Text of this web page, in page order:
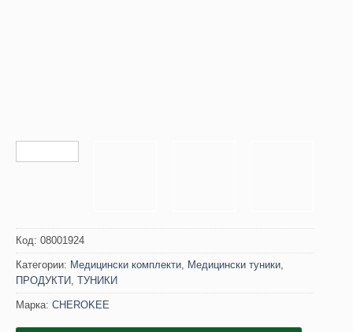
Код: 08001924
Категории: Медицински комплекти Медицински туники
ПРОДУКТИ ТУНИКИ
Марка: CHEROKEE